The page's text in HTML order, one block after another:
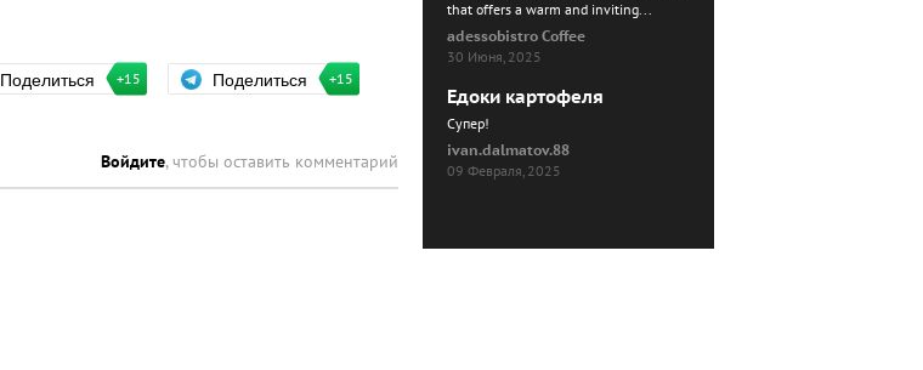
Поделиться +15 Поделиться +15
Войдите, чтобы оставить комментарий
that offers a warm and inviting...
adessobistro Coffee
30 Июня, 2025
Едоки картофеля
Cупер!
ivan.dalmatov.88
09 Февраля, 2025